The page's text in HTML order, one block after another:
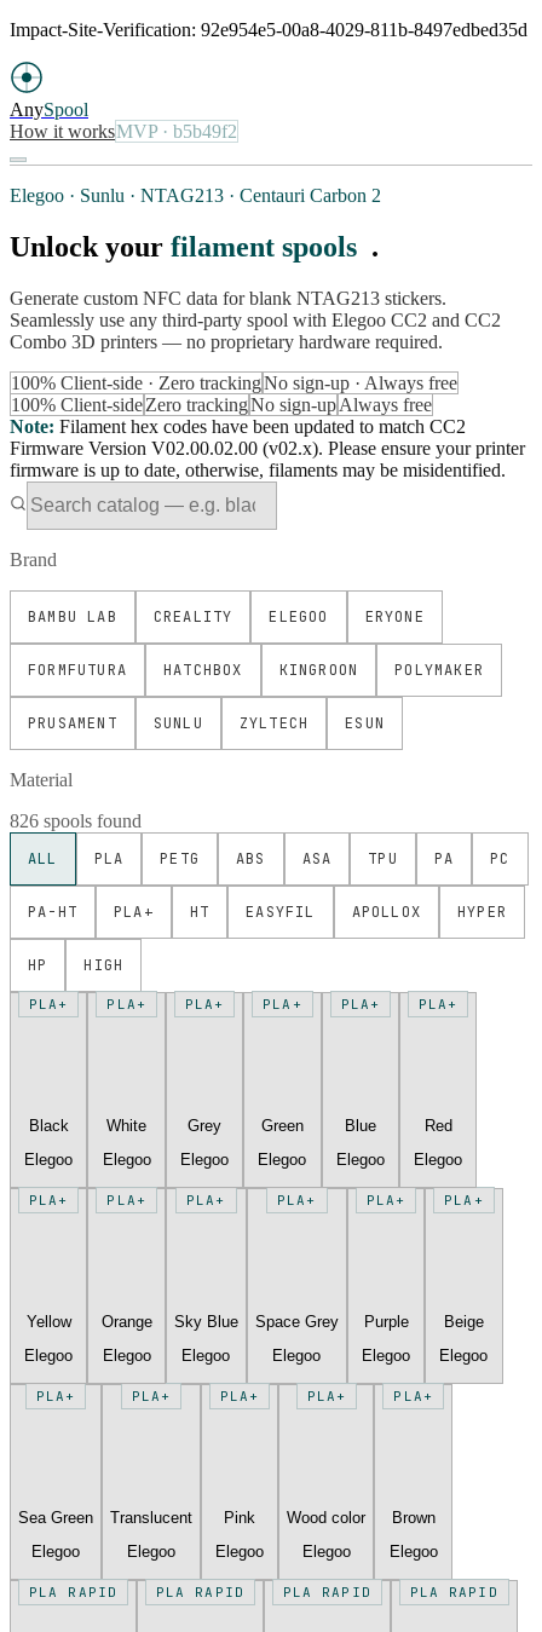
Impact-Site-Verification: 92e954e5-00a8-4029-811b-8497edbed35d
AnySpool
How it worksMVP· b5b49f2
Elegoo · Sunlu · NTAG213 · Centauri Carbon 2
Unlock your filament spools .
Generate custom NFC data for blank NTAG213 stickers.
Seamlessly use any third-party spool with Elegoo CC2 and CC2
Combo 3D printers — no proprietary hardware required.
100% Client-side · Zero trackingNo sign-up · Always free
100% Client-sideZero trackingNo sign-upAlways free
Note: Filament hex codes have been updated to match CC2
Firmware Version V02.00.02.00 (v02.x). Please ensure your printer
firmware is up to date, otherwise, filaments may be misidentified.
Brand
BAMBU LAB CREALITY ELEGOO ERYONE
FORMFUTURA HATCHBOX KINGROON POLYMAKER
PRUSAMENT SUNLU ZYLTECH ESUN
Material
826 spools found
ALL PLA PETG ABS ASA TPU PA PC
PA-HT PLA+ HT EASYFIL APOLLOX HYPER
HP HIGH
PLA+
Black
Elegoo
PLA+
White
Elegoo
PLA+
Grey
Elegoo
PLA+
Green
Elegoo
PLA+
Blue
Elegoo
PLA+
Red
Elegoo
PLA+
Yellow
Elegoo
PLA+
Orange
Elegoo
PLA+
Sky Blue
Elegoo
PLA+
Space Grey
Elegoo
PLA+
Purple
Elegoo
PLA+
Beige
Elegoo
PLA+
Sea Green
Elegoo
PLA+
Translucent
Elegoo
PLA+
Pink
Elegoo
PLA+
Wood color
Elegoo
PLA+
Brown
Elegoo
PLA RAPID PLA RAPID PLA RAPID PLA RAPID